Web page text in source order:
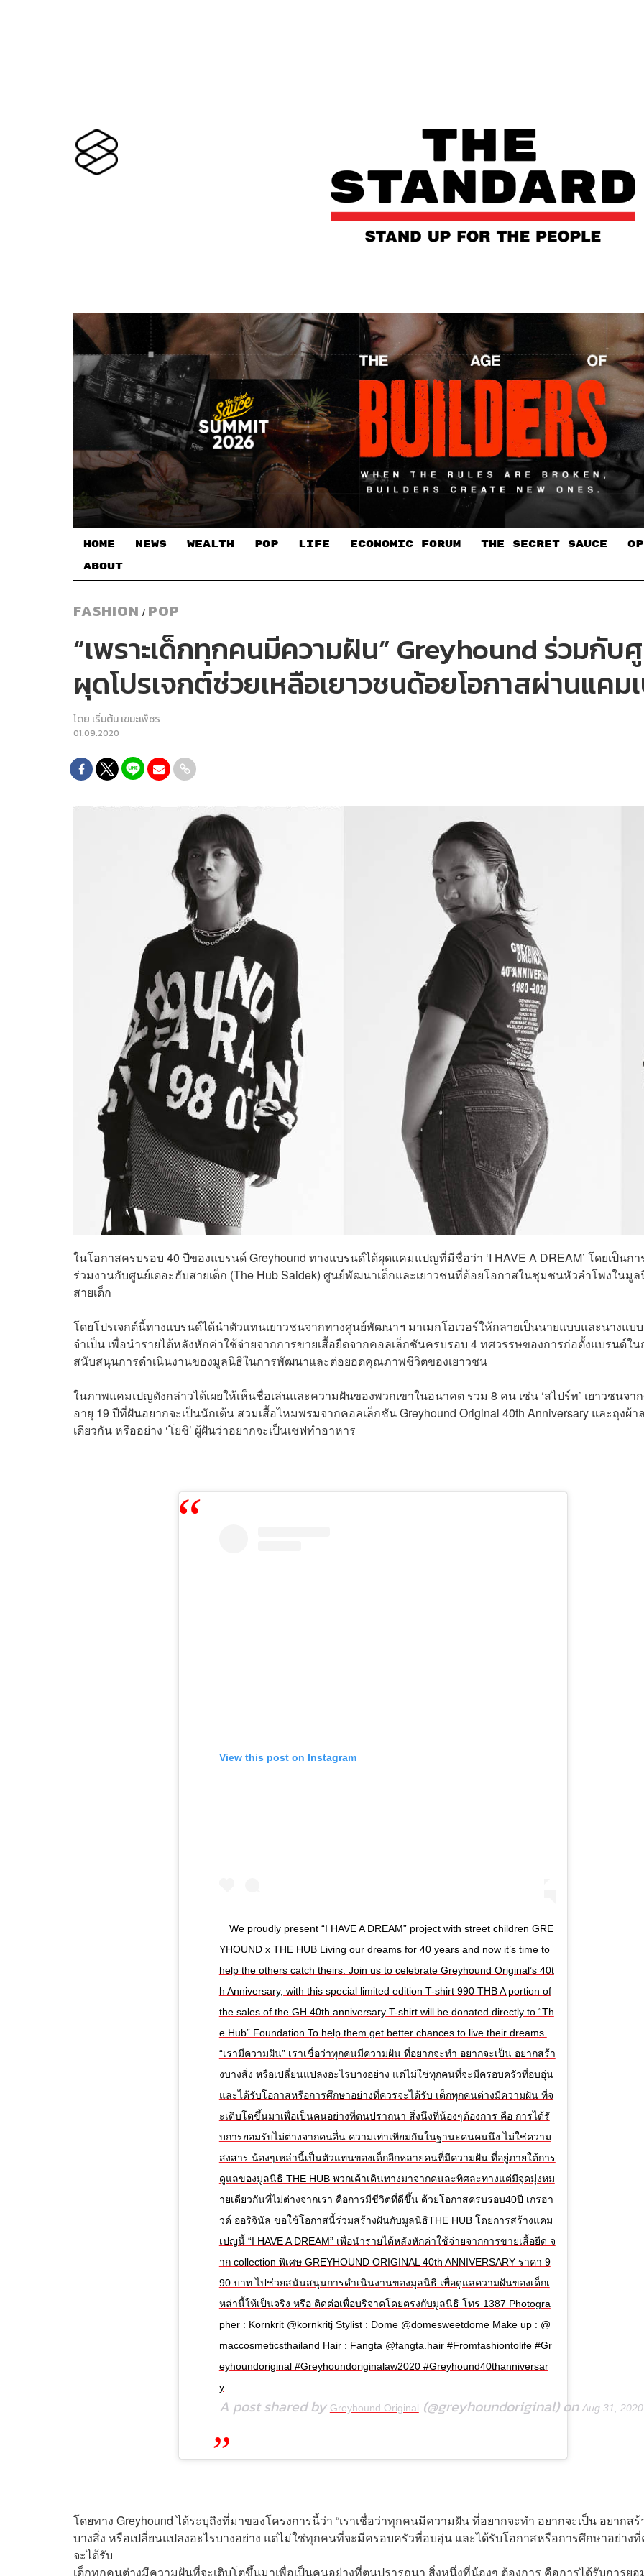
HOME NEWS WEALTH POP LIFE ECONOMIC FORUM THE SECRET SAUCE​
ABOUT
FASHION / POP
“เพราะเด็กทุกคนมีความฝัน” Greyhound ร่วมกับ
ผุดโปรเจกต์ช่วยเหลือเยาวชนด้อยโอกาสผ่านแค
โดย เริ่มต้น เขมะเพ็ชร
01.09.2020
ในโอกาสครบรอบ 40 ปีของแบรนด์ Greyhound ทางแบรนด์ได้ผุดแคมแปญที่มีชื่อว่า ‘I HAVE A DREAM’ โดยเป็นกา
ร่วมงานกับศูนย์เดอะฮับสายเด็ก (The Hub Saidek) ศูนย์พัฒนาเด็กและเยาวชนที่ด้อยโอกาสในชุมชนหัวลำโพงในมู
สายเด็ก
โดยโปรเจกต์นี้ทางแบรนด์ได้นำตัวแทนเยาวชนจากทางศูนย์พัฒนาฯ มาเมกโอเวอร์ให้กลายเป็นนายแบบและนางแบบ
จำเป็น เพื่อนำรายได้หลังหักค่าใช้จ่ายจากการขายเสื้อยืดจากคอลเล็กชันครบรอบ 4 ทศวรรษของการก่อตั้งแบรนด์ใน
สนับสนุนการดำเนินงานของมูลนิธิในการพัฒนาและต่อยอดคุณภาพชีวิตของเยาวชน
ในภาพแคมเปญดังกล่าวได้เผยให้เห็นชื่อเล่นและความฝันของพวกเขาในอนาคต รวม 8 คน เช่น ‘สไปร์ท’ เยาวชนจา
อายุ 19 ปีที่ฝันอยากจะเป็นนักเต้น สวมเสื้อไหมพรมจากคอลเล็กชัน Greyhound Original 40th Anniversary และถุงผ้า
เดียวกัน หรืออย่าง ‘โยชิ’ ผู้ฝันว่าอยากจะเป็นเชฟทำอาหาร
View this post on Instagram
We proudly present “I HAVE A DREAM” project with street children GRE
YHOUND x THE HUB Living our dreams for 40 years and now it’s time to
help the others catch theirs. Join us to celebrate Greyhound Original’s 40t
h Anniversary, with this special limited edition T-shirt 990 THB A portion of
the sales of the GH 40th anniversary T-shirt will be donated directly to “Th
e Hub” Foundation To help them get better chances to live their dreams.
“เรามีความฝัน” เราเชื่อว่าทุกคนมีความฝัน ที่อยากจะทำ อยากจะเป็น อยากสร้า
งบางสิ่ง หรือเปลี่ยนแปลงอะไรบางอย่าง แต่ไม่ใช่ทุกคนที่จะมีครอบครัวที่อบอุ่น
และได้รับโอกาสหรือการศึกษาอย่างที่ควรจะได้รับ เด็กทุกคนต่างมีความฝัน ที่จ
ะเติบโตขึ้นมาเพื่อเป็นคนอย่างที่ตนปราถนา สิ่งนึงที่น้องๆต้องการ คือ การได้รั
บการยอมรับไม่ต่างจากคนอื่น ความเท่าเทียมกันในฐานะคนคนนึง ไม่ใช่ความ
สงสาร น้องๆเหล่านี้เป็นตัวแทนของเด็กอีกหลายคนที่มีความฝัน ที่อยู่ภายใต้การ
ดูแลของมูลนิธิ THE HUB พวกเค้าเดินทางมาจากคนละทิศละทางแต่มีจุดมุ่งหม
ายเดียวกันที่ไม่ต่างจากเรา คือการมีชีวิตที่ดีขึ้น ด้วยโอกาสครบรอบ40ปี เกรฮา
วด์ ออริจินัล ขอใช้โอกาสนี้ร่วมสร้างฝันกับมูลนิธิTHE HUB โดยการสร้างแคม
เปญนี้ “I HAVE A DREAM” เพื่อนำรายได้หลังหักค่าใช้จ่ายจากการขายเสื้อยืด จ
าก collection พิเศษ GREYHOUND ORIGINAL 40th ANNIVERSARY ราคา 9
90 บาท ไปช่วยสนันสนุนการดำเนินงานของมุลนิธิ เพื่อดูแลความฝันของเด็กเ
หล่านี้ให้เป็นจริง หรือ ติดต่อเพื่อบริจาคโดยตรงกับมูลนิธิ โทร 1387 Photogra
pher : Kornkrit @kornkritj Stylist : Dome @domesweetdome Make up : @
maccosmeticsthailand Hair : Fangta @fangta.hair #Fromfashiontolife #Gr
eyhoundoriginal #Greyhoundoriginalaw2020 #Greyhound40thanniversar
y
A post shared by Greyhound Original (@greyhoundoriginal) on Aug 31,
โดยทาง Greyhound ได้ระบุถึงที่มาของโครงการนี้ว่า “เราเชื่อว่าทุกคนมีความฝัน ที่อยากจะทำ อยากจะเป็น อยากสร้
บางสิ่ง หรือเปลี่ยนแปลงอะไรบางอย่าง แต่ไม่ใช่ทุกคนที่จะมีครอบครัวที่อบอุ่น และได้รับโอกาสหรือการศึกษาอย่างที่
จะได้รับ
เด็กทุกคนต่างมีความฝันที่จะเติบโตขึ้นมาเพื่อเป็นคนอย่างที่ตนปรารถนา สิ่งหนึ่งที่น้องๆ ต้องการ คือการได้รับการยอ